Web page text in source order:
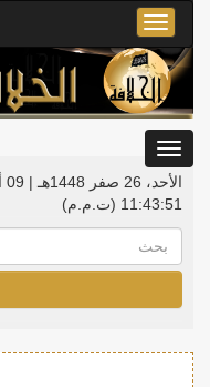
Toggle
navigation
الأحد، 26 صفر 1448هـ | 09 أغسطس 2026م |
11:43:52 (ت.م.م)